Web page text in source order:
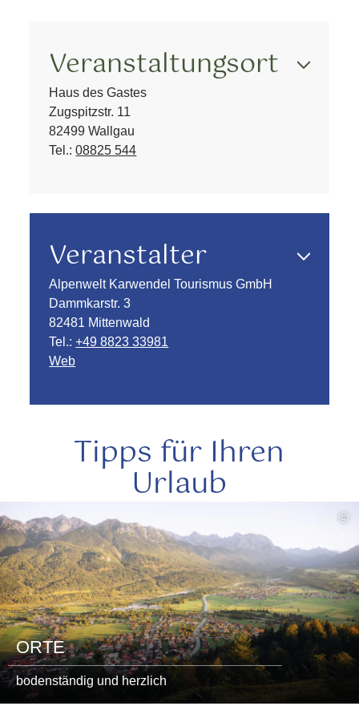
Veranstaltungsort
Haus des Gastes
Zugspitzstr. 11
82499 Wallgau
Tel.:08825 544
Veranstalter
Alpenwelt Karwendel Tourismus GmbH
Dammkarstr. 3
82481 Mittenwald
Tel.:+49 8823 33981
Web
Tipps für Ihren
Urlaub
©
ORTE
bodenständig und herzlich